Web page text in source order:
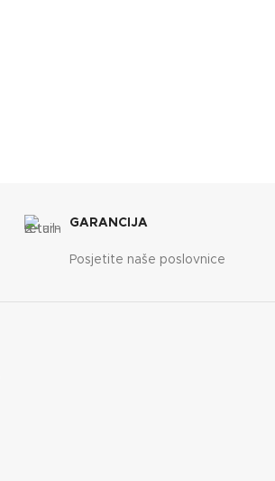
GARANCIJA
Posjetite naše poslovnice